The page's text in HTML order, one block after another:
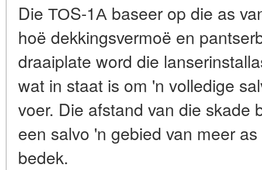
Die ТОS-1А baseer op die as
hoë dekkingsvermoë en
draaiplate word die
wat in staat is om 'n volledige
voer. Die afstand van die skade
een salvo 'n gebied van meer
bedek.